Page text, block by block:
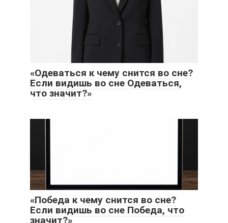
«Одеваться к чему снится во сне?
Если видишь во сне Одеваться,
что значит?»
«Победа к чему снится во сне?
Если видишь во сне Победа, что
значит?»